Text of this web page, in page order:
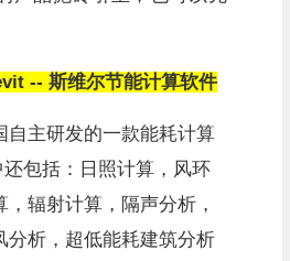
-- 斯维尔节能计算软件
自主研发的一款能耗计算
包括：日照计算，风环
辐射计算，隔声分析，
分析，超低能耗建筑分析